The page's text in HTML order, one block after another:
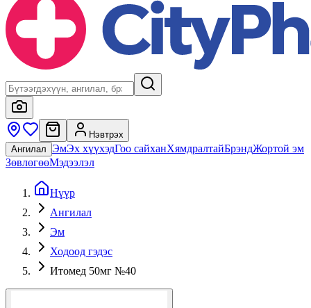
Нэвтрэх
Ангилал ЭмЭх хүүхэдГоо сайханХямдралтайБрэндЖортой эм
ЗөвлөгөөМэдээлэл
Нүүр
Ангилал
Эм
Ходоод гэдэс
Итомед 50мг №40